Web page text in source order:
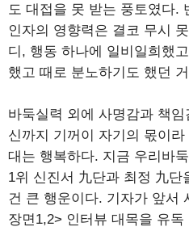
도 대접을 못 받는 풍토였다.
인자의 영향력은 결코 무시
디, 행동 하나에 일비일희했
했고 때로 분노하기도 했던
바둑실력 외에 사명감과 책
신까지 기꺼이 자기의 몫이
대는 행복하다. 지금 우리바
1위 신진서 九단과 최정 九단
건 큰 행운이다. 기자가 앞서
장면1,2> 인터뷰 대목을 유